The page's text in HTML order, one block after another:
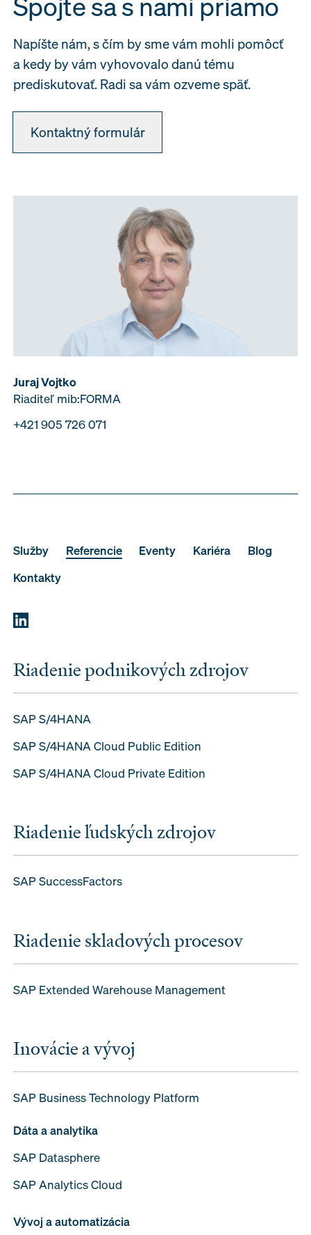
Napíšte nám, s čím by sme vám mohli pomôcť
a kedy by vám vyhovovalo danú tému
prediskutovať. Radi sa vám ozveme späť.
Kontaktný formulár
Juraj Vojtko
Riaditeľ mib:FORMA
+421 905 726 071
Služby Referencie Eventy Kariéra
Blog
Kontakty
Riadenie podnikových zdrojov
SAP S/4HANA
SAP S/4HANA Cloud Public Edition
SAP S/4HANA Cloud Private Edition
Riadenie ľudských zdrojov
SAP SuccessFactors
Riadenie skladových procesov
SAP Extended Warehouse Management
Inovácie a vývoj
SAP Business Technology Platform
Dáta a analytika
SAP Datasphere
SAP Analytics Cloud
Vývoj a automatizácia